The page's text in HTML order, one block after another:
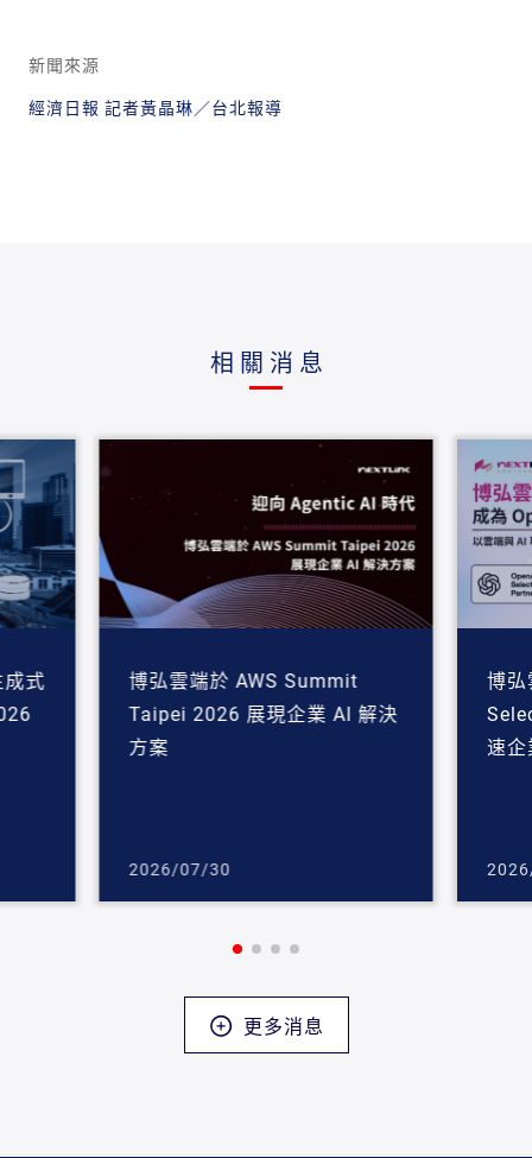
新聞來源
經濟日報 記者黃晶琳／台北報導
相關消息
式
博弘雲端於 AWS Summit
Taipei 2026 展現企業 AI 解決
方案
2026/07/30
博弘
速
更多消息